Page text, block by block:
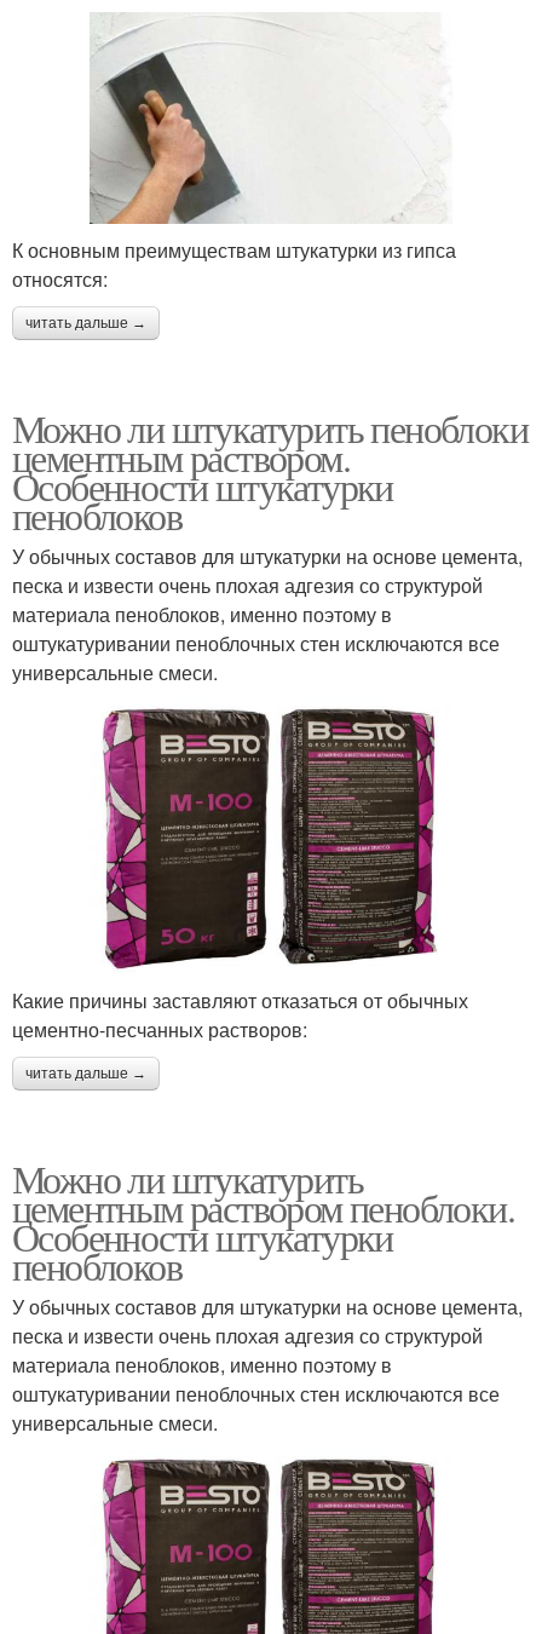
К основным преимуществам штукатурки из гипса
относятся:
читать дальше →
Можно ли штукатурить пеноблоки
цементным раствором.
Особенности штукатурки
пеноблоков
У обычных составов для штукатурки на основе цемента,
песка и извести очень плохая адгезия со структурой
материала пеноблоков, именно поэтому в
оштукатуривании пеноблочных стен исключаются все
универсальные смеси.
Какие причины заставляют отказаться от обычных
цементно-песчанных растворов:
читать дальше →
Можно ли штукатурить
цементным раствором пеноблоки.
Особенности штукатурки
пеноблоков
У обычных составов для штукатурки на основе цемента,
песка и извести очень плохая адгезия со структурой
материала пеноблоков, именно поэтому в
оштукатуривании пеноблочных стен исключаются все
универсальные смеси.